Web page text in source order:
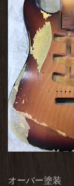
オーバー塗装